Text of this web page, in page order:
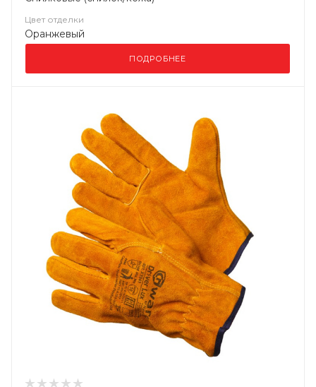
Цвет отделки
Оранжевый
ПОДРОБНЕЕ